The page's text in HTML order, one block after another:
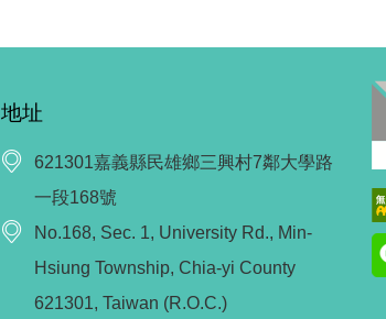
地址
621301嘉義縣民雄鄉三興村7鄰大學路
一段168號
No.168, Sec. 1, University Rd., Min-
Hsiung Township, Chia-yi County
621301, Taiwan (R.O.C.)